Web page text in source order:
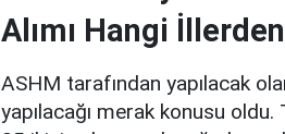
Alımı Hangi
ASHM tarafından yapılacak
yapılacağı merak konusu